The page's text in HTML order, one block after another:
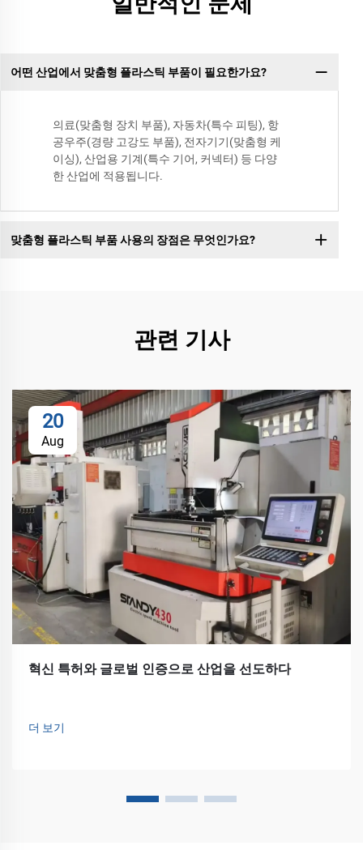
어떤 산업에서 맞춤형 플라스틱 부품이 필요한가요?
의료(맞춤형 장치 부품), 자동차(특수 피팅), 항
공우주(경량 고강도 부품), 전자기기(맞춤형 케
이싱), 산업용 기계(특수 기어, 커넥터) 등 다양
한 산업에 적용됩니다.
맞춤형 플라스틱 부품 사용의 장점은 무엇인가요?
관련 기사
20
Aug
혁신 특허와 글로벌 인증으로 산업을 선도하다
더 보기